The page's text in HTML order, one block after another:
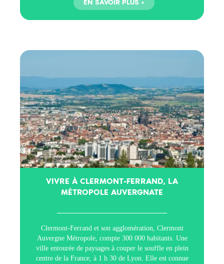
VIVRE À CLERMONT-FERRAND, LA
MÉTROPOLE AUVERGNATE
Clermont-Ferrand et son agglomération, Clermont
Auvergne Métropole, compte 300 000 habitants. Une
ville entourée de paysages à couper le souffle en plein
centre de la France, à 1 h 30 de Lyon. Elle est connue